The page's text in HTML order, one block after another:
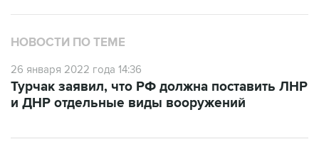
НОВОСТИ ПО ТЕМЕ
26 января 2022 года 14:36
и ДНР отдельные виды вооружений